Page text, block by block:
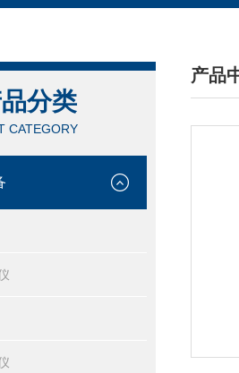
分类
CATEGORY
产品
/